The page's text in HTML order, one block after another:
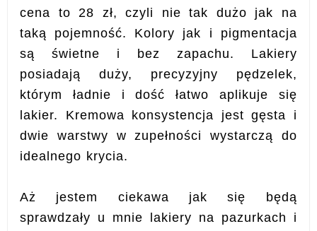
cena to 28 zł, czyli nie tak dużo jak na
taką pojemność. Kolory jak i pigmentacja
są świetne i bez zapachu. Lakiery
posiadają duży, precyzyjny pędzelek,
którym ładnie i dość łatwo aplikuje się
lakier. Kremowa konsystencja jest gęsta i
dwie warstwy w zupełności wystarczą do
idealnego krycia.
Aż jestem ciekawa jak się będą
sprawdzały u mnie lakiery na pazurkach i